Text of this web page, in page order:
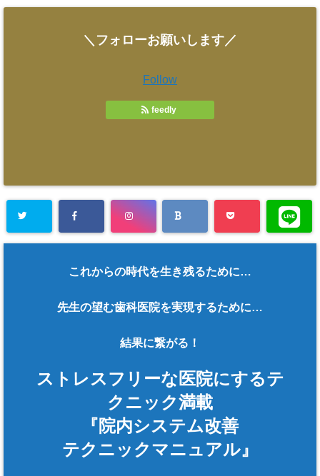
＼フォローお願いします／
Follow
feedly
これからの時代を生き残るために…
先生の望む歯科医院を実現するために…
結果に繋がる！
ストレスフリーな医院にするテ
クニック満載
『院内システム改善
テクニックマニュアル』